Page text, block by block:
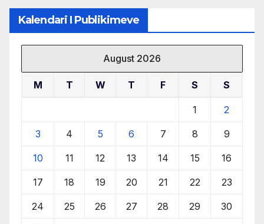
Kalendari I Publikimeve
August 2026
M T W T F S S
1 2
3 4 5 6 7 8 9
10 11 12 13 14 15 16
17 18 19 20 21 22 23
24 25 26 27 28 29 30